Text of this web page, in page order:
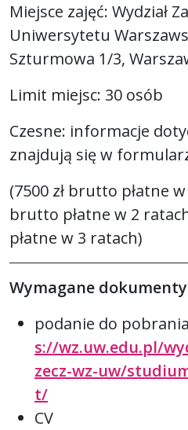
Miejsce zajęć: Wydział
Uniwersytetu
Szturmowa 1/3,
Limit miejsc: 30 osób
Czesne: informacje
znajdują się w
(7500 zł brutto płatne w
brutto płatne w 2
płatne w 3 ratach)
Wymagane
podanie do
s://wz.uw.edu.pl/
zecz-wz-uw/
t/
CV